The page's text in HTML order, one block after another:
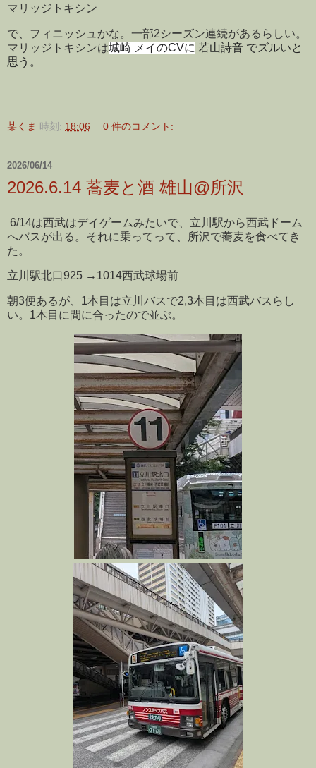
マリッジトキシン
で、フィニッシュかな。一部2シーズン連続があるらしい。
マリッジトキシンは城崎 メイのCVに 若山詩音 でズルいと
思う。
某くま 時刻: 18:06 0 件のコメント:
2026/06/14
2026.6.14 蕎麦と酒 雄山@所沢
6/14は西武はデイゲームみたいで、立川駅から西武ドーム
へバスが出る。それに乗ってって、所沢で蕎麦を食べてき
た。
立川駅北口925 →1014西武球場前
朝3便あるが、1本目は立川バスで2,3本目は西武バスらし
い。1本目に間に合ったので並ぶ。